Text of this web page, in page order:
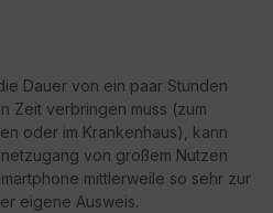
Dauer von ein paar Stunden
Zeit verbringen muss (zum
oder im Krankenhaus), kann
von großem Nutzen
mittlerweile so sehr zur
eigene Ausweis.